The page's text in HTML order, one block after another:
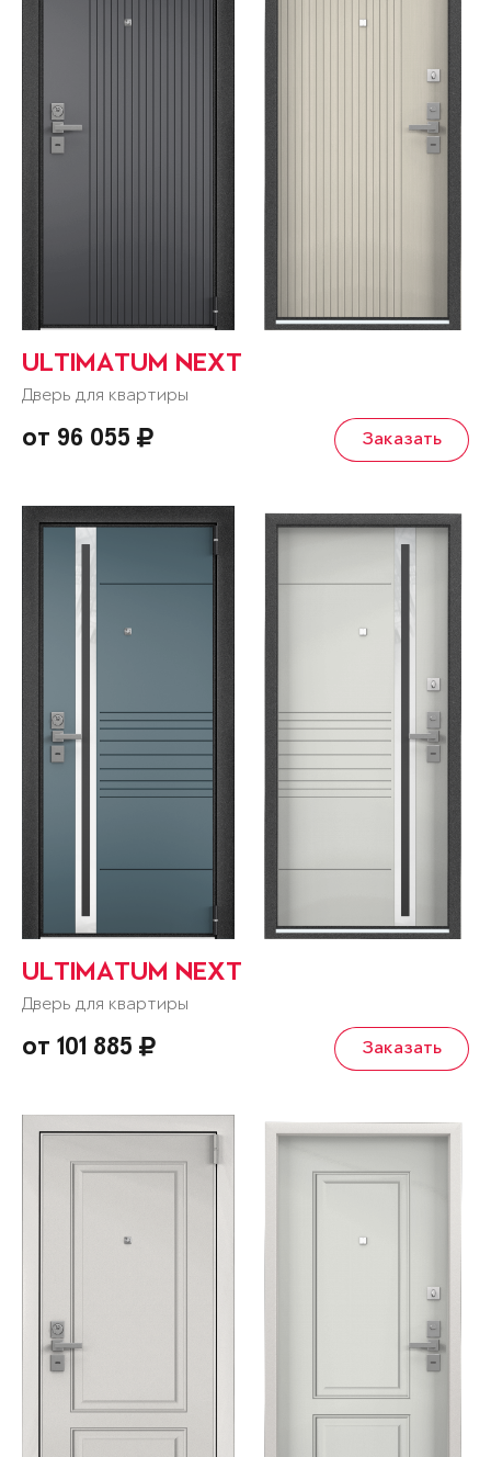
ULTIMATUM NEXT
Дверь для квартиры
от 96 055 Заказать
ULTIMATUM NEXT
Дверь для квартиры
от 101 885 Заказать